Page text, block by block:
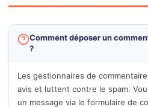
Comment déposer un
?
Les gestionnaires de
avis et luttent contre le spam.
un message via le formulaire de